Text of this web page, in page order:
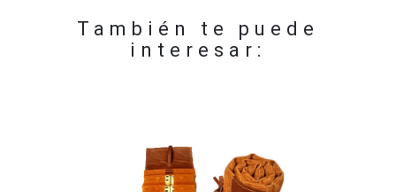
También te puede
interesar: